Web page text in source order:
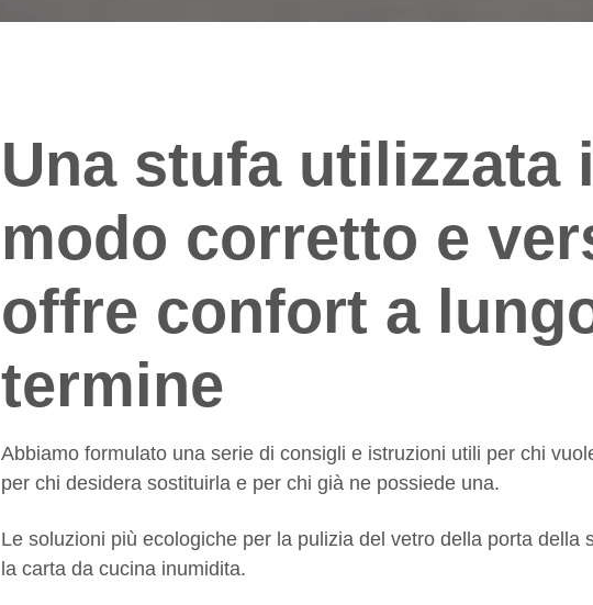
Una stufa utilizzata
modo corretto e
offre confort a
termine
Abbiamo formulato una serie di consigli e istruzioni utili per chi
per chi desidera sostituirla e per chi già ne possiede una.
Le soluzioni più ecologiche per la pulizia del vetro della porta della
la carta da cucina inumidita.